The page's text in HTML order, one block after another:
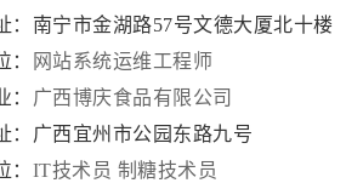
：南宁市金湖路57号文德大厦北十楼
：
网站系统运维工程师
： 广西博庆食品有限公司
：广西宜州市公园东路九号
： IT技术员 制糖技术员